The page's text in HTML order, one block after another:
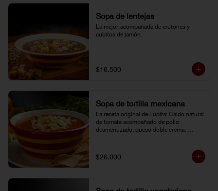
Sopa de lentejas
La mejor, acompañada de crutones y
cubitos de jamón.
$16.500
Sopa de tortilla mexicana
La receta original de Lupita: Caldo natural
de tomate acompañado de pollo
desmenuzado, queso doble crema,
$26.000